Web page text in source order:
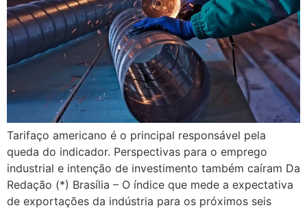
Tarifaço americano é o principal responsável pela
queda do indicador. Perspectivas para o emprego
industrial e intenção de investimento também caíram Da
Redação (*) Brasília – O índice que mede a expectativa
de exportações da indústria para os próximos seis